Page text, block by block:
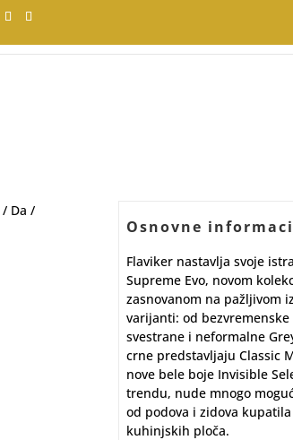
/ Da /
Osnovne
Flaviker nastavlja svoje
Supreme Evo, novom
zasnovanom na pažljivom
varijanti: od
svestrane i neformalne
crne predstavljaju Classic
nove bele boje Invisible
trendu, nude mnogo
od podova i zidova
kuhinjskih ploča.